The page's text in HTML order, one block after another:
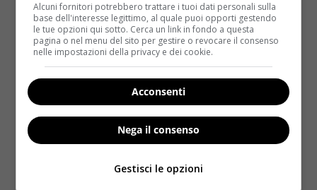
Alcuni fornitori potrebbero trattare i tuoi dati personali sulla
base dell'interesse legittimo, al quale puoi opporti gestendo
le tue opzioni qui sotto. Cerca un link in fondo a questa
pagina o nel menu del sito per gestire o revocare il consenso
nelle impostazioni della privacy e dei cookie.
Acconsenti
Nega il consenso
Gestisci le opzioni